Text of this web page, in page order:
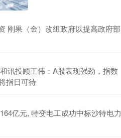
刚果（金）改组政府以提高政府部
讯投顾王伟：A股表现强劲，指数
指日可待
亿元, 特变电工成功中标沙特电力